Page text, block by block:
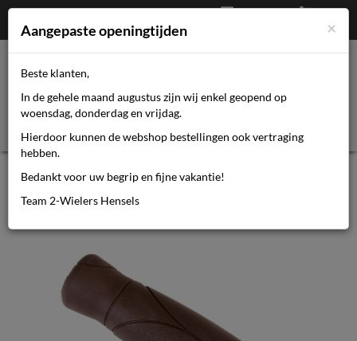
€0,00
Afrekenen
Mijn account
Union Handvat links herrmans brown
93A/B
×
Aangepaste openingtijden
Beste klanten,
In de gehele maand augustus zijn wij enkel geopend op
woensdag, donderdag en vrijdag.
Hierdoor kunnen de webshop bestellingen ook vertraging
hebben.
Bedankt voor uw begrip en fijne vakantie!
Team 2-Wielers Hensels